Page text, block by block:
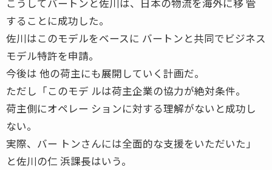
することに成功した。
佐川はこのモデルをベースに バートンと共同でビジネス
モデル特許を申請。
今後は 他の荷主にも展開していく計画だ。
ただし「このモデ ルは荷主企業の協力が絶対条件。
荷主側にオペレー ションに対する理解がないと成功し
ない。
実際、バー トンさんには全面的な支援をいただいた」
と佐川の仁 浜課長はいう。